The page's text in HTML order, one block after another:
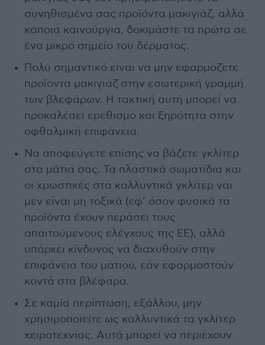
συνηθισμένα σας προϊόντα μακιγιάζ, αλλά
κάποια καινούργια, δοκιμάστε τα πρώτα σε
ένα μικρό σημείο του δέρματος.
Πολύ σημαντικό είναι να μην εφαρμόζετε
προϊόντα μακιγιάζ στην εσωτερική γραμμή
των βλεφάρων. Η τακτική αυτή μπορεί να
προκαλέσει ερεθισμό και ξηρότητα στην
οφθαλμική επιφάνεια.
Να αποφεύγετε επίσης να βάζετε γκλίτερ
στα μάτια σας. Τα πλαστικά σωματίδια και
οι χρωστικές στα καλλυντικά γκλίτερ ναι
μεν είναι μη τοξικά (εφ’ όσον φυσικά τα
προϊόντα έχουν περάσει τους
απαιτούμενους ελέγχους της ΕΕ), αλλά
υπάρχει κίνδυνος να διαχυθούν στην
επιφάνεια του ματιού, εάν εφαρμοστούν
κοντά στα βλέφαρα.
Σε καμία περίπτωση, εξάλλου, μην
χρησιμοποιείτε ως καλλυντικά τα γκλίτερ
χειροτεχνίας. Αυτά μπορεί να περιέχουν